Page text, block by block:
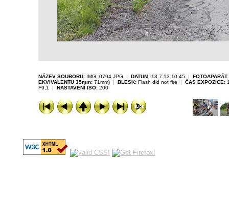
NÁZEV SOUBORU: IMG_0794.JPG | DATUM: 13.7.13 10:45 | FOTOAPARÁT:
EKVIVALENTU 35mm: 71mm) | BLESK: Flash did not fire | ČAS EXPOZICE:
F9,1
| NASTAVENÍ ISO: 200